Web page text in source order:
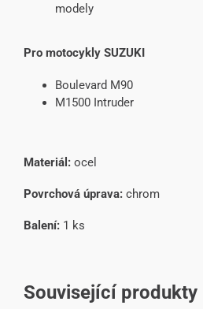
modely
Pro motocykly SUZUKI
Boulevard M90
M1500 Intruder
Materiál: ocel
Povrchová úprava: chrom
Balení: 1 ks
Související produkty